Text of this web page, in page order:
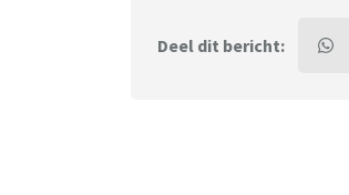
Deel dit bericht: